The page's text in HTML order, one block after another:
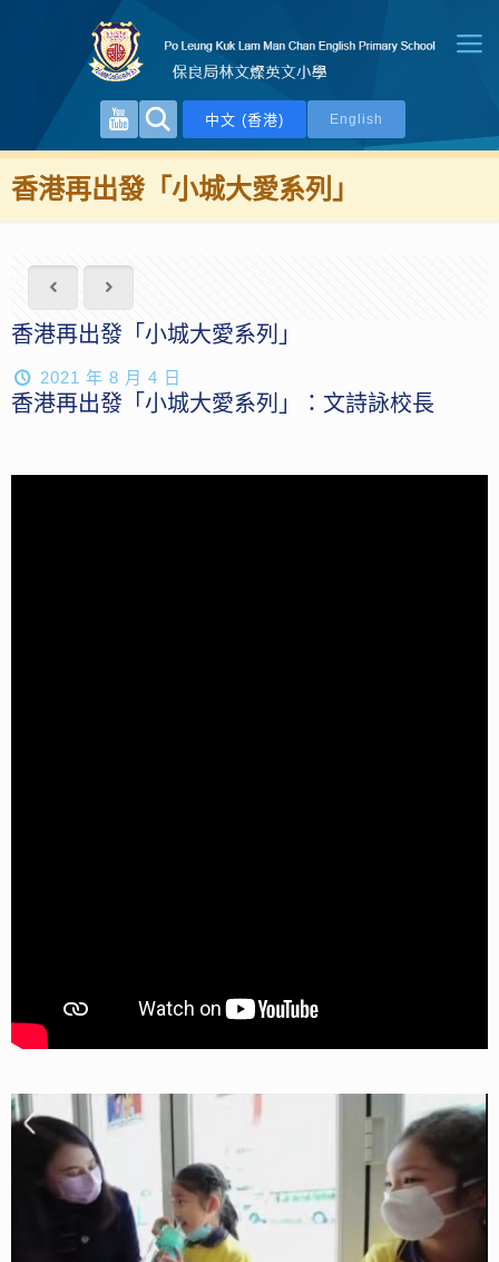
中文 (香港) English
香港再出發「小城大愛系列」
香港再出發「小城大愛系列」
2021 年 8 月 4 日
香港再出發「小城大愛系列」：文詩詠校長